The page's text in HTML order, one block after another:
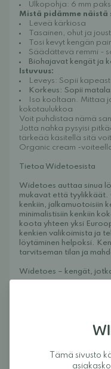
Ulkopohja: 6 mm
Mistä pidämme näistä
Leveä kärkiosa
Tasainen, ohut ja
Tosi kevyt kengän
Säädättevä remmi -
Biohajavat kengät ja
Istuvuus:
Leveys: Sopii
Korkeus: Sopii
Iso kooltaan. Mittaa
kokotaulukkoa
Voit puhdistaa nämä
Jotta nahka pysyisi
tärkeää käsitellä sitä
Organic cream -
Tietoa Widetoesista
Widetoes auttaa sinua
mukavat että tyylikkäät.
kenkiin, jalkamuotoisiin
minimalistisiin kenkiin
koota yhteen yksi
kenkien valikoimista ja
löytäminen helpoksi.
tarvitseman tilan ja
Widetoes – kengät,
4
Tämä sivusto